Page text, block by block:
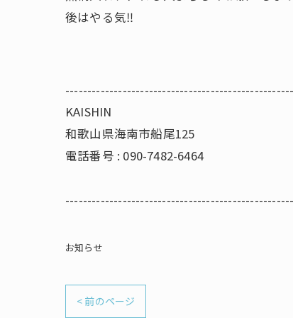
後はやる気‼️
KAISHIN
和歌山県海南市船尾125
電話番号 : 090-7482-6464
お知らせ
< 前のページ